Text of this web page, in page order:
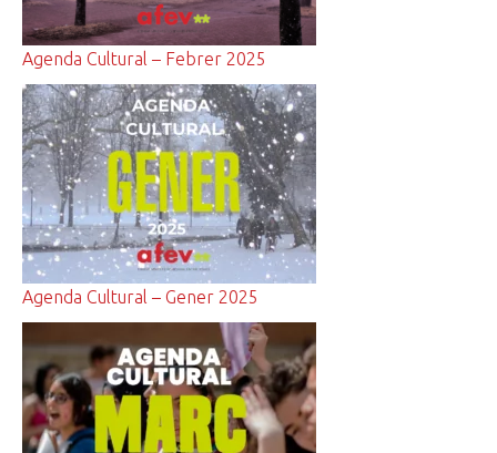
Agenda Cultural – Febrer 2025
Agenda Cultural – Gener 2025